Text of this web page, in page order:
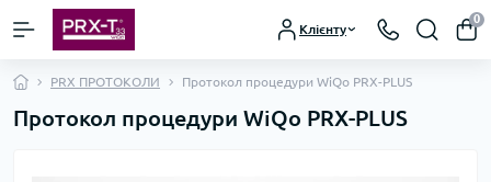
Клієнту
0
PRX ПРОТОКОЛИ Протокол процедури WiQo PRX-PLUS
Протокол процедури WiQo PRX-PLUS